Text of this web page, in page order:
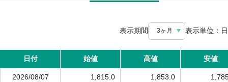
表示期間 3ヶ月 表示単位： 日
日付 始値 高値 安値
2026/08/07 1,815.0 1,853.0